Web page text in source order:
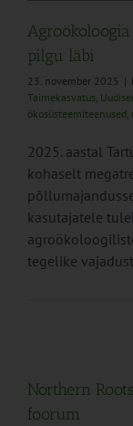
pilgu läbi
23. november 2025 |
Taimekasvatus,
ökosüsteemiteenused,
2025. aastal
kohaselt
kasutajatele
tegelike
Northern
foorum